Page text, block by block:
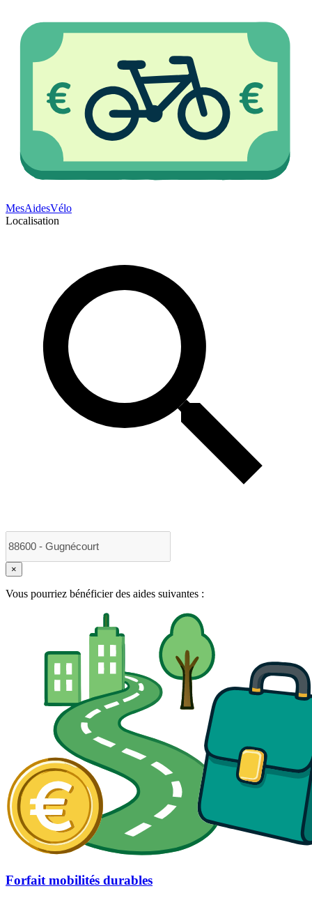
MesAidesVélo
Localisation
×
Vous pourriez bénéficier des aides suivantes :
Forfait mobilités durables